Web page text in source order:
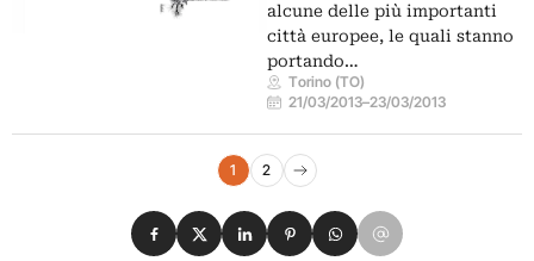
alcune delle più importanti
città europee, le quali stanno
portando…
Torino (TO)
21/03/2013–23/03/2013
Navigazione eventi1 2
Pagina successiva
Condividi su Facebook
Condividi su X
Condividi su LinkedIn
Condividi su Pinterest
Condividi su WhatsApp
Condividi su Email